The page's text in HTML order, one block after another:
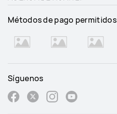
Métodos de pago permitidos
Síguenos